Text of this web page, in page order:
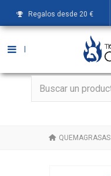
Regalos desde 20 €
QUEMAGRASAS